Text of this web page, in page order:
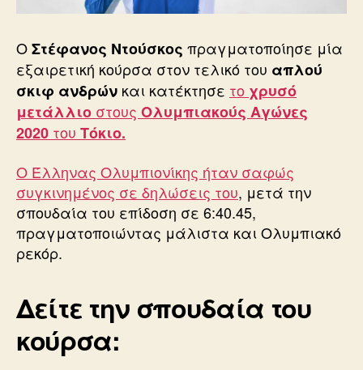
ΟΣτέφανος Ντούσκος πραγματοποίησε μία
εξαιρετική κούρσα στον τελικό του απλού
σκιφ ανδρών και κατέκτησε το χρυσό
μετάλλιο στους Ολυμπιακούς Αγώνες
2020 του Τόκιο.
Ο Έλληνας Ολυμπιονίκης ήταν σαφώς
συγκινημένος σε δηλώσεις του, μετά την
σπουδαία του επίδοση σε 6:40.45,
πραγματοποιώντας μάλιστα και Ολυμπιακό
ρεκόρ.
Δείτε την σπουδαία του
κούρσα: